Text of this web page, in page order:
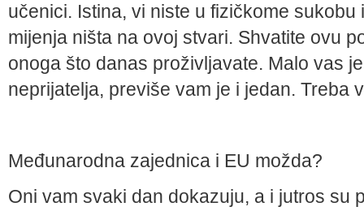
učenici. Istina, vi niste u fizičkome
mijenja ništa na ovoj stvari. Shvatite ovu
onoga što danas proživljavate. Malo vas
neprijatelja, previše vam je i jedan. Treba
Međunarodna zajednica i EU možda?
Oni vam svaki dan dokazuju, a i jutros su